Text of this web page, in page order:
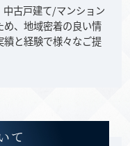
古戸建て/マンション
め、地域密着の良い情
と経験で様々なご提
て